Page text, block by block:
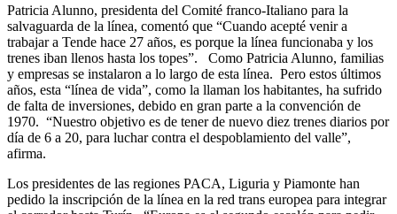
Patricia Alunno, presidenta del Comité franco-Italiano para la
salvaguarda de la línea, comentó que “Cuando acepté venir a
trabajar a Tende hace 27 años, es porque la línea funcionaba y los
trenes iban llenos hasta los topes”. Como Patricia Alunno, familias
y empresas se instalaron a lo largo de esta línea. Pero estos últimos
años, esta “línea de vida”, como la llaman los habitantes, ha sufrido
de falta de inversiones, debido en gran parte a la convención de
1970. “Nuestro objetivo es de tener de nuevo diez trenes diarios por
día de 6 a 20, para luchar contra el despoblamiento del valle”,
afirma.
Los presidentes de las regiones PACA, Liguria y Piamonte han
pedido la inscripción de la línea en la red trans europea para integrar